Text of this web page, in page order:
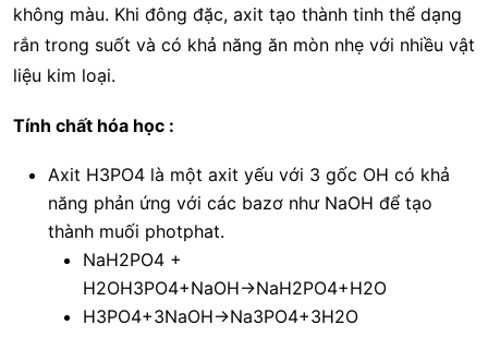
không màu. Khi đông đặc, axit tạo thành tinh thể dạng
rắn trong suốt và có khả năng ăn mòn nhẹ với nhiều vật
liệu kim loại.
Tính chất hóa học :
Axit H3PO4 là một axit yếu với 3 gốc OH có khả
năng phản ứng với các bazơ như NaOH để tạo
thành muối photphat.
NaH2PO4 +
H2OH3PO4+NaOH→NaH2PO4+H2O
H3PO4+3NaOH→Na3PO4+3H2O